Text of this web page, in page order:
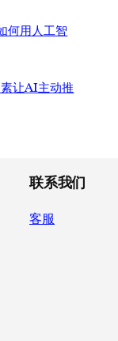
何用人工智
让AI主动推
联系我们
客服